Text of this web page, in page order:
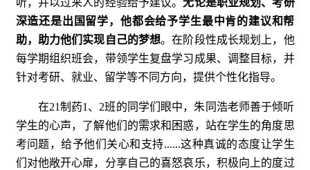
听，并以过来人的经验给予建议。无论是职业规划、考研
深造还是出国留学，他都会给予学生最中肯的建议和帮
助，助力他们实现自己的梦想。在阶段性成长规划上，他
每学期组织班会，带领学生复盘学习成果、调整目标，并
针对考研、就业、留学等不同方向，提供个性化指导。
在21制药1、2班的同学们眼中，朱同浩老师善于倾听
学生的心声，了解他们的需求和困惑，站在学生的角度思
考问题，给予他们关心和支持......这种真诚的态度让学生
们对他敞开心扉，分享自己的喜怒哀乐，积极向上的度过